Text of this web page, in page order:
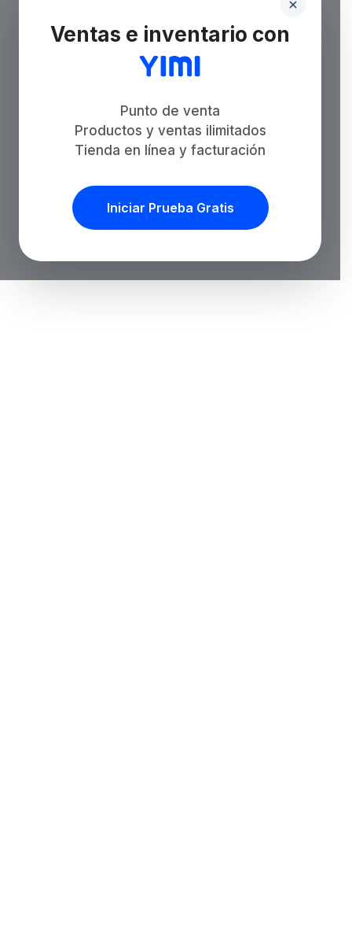
Ventas e inventario con
Punto de venta
Productos y ventas ilimitados
Tienda en línea y facturación
Iniciar Prueba Gratis